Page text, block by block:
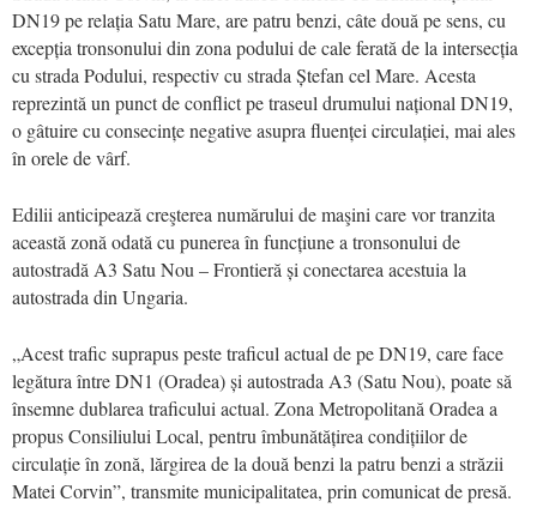
DN19 pe relația Satu Mare, are patru benzi, câte două pe sens, cu
excepția tronsonului din zona podului de cale ferată de la intersecția
cu strada Podului, respectiv cu strada Ștefan cel Mare. Acesta
reprezintă un punct de conflict pe traseul drumului național DN19,
o gâtuire cu consecințe negative asupra fluenței circulației, mai ales
în orele de vârf.
Edilii anticipează creşterea numărului de maşini care vor tranzita
această zonă odată cu punerea în funcțiune a tronsonului de
autostradă A3 Satu Nou – Frontieră și conectarea acestuia la
autostrada din Ungaria.
„Acest trafic suprapus peste traficul actual de pe DN19, care face
legătura între DN1 (Oradea) și autostrada A3 (Satu Nou), poate să
însemne dublarea traficului actual. Zona Metropolitană Oradea a
propus Consiliului Local, pentru îmbunătățirea condițiilor de
circulație în zonă, lărgirea de la două benzi la patru benzi a străzii
Matei Corvin”, transmite municipalitatea, prin comunicat de presă.